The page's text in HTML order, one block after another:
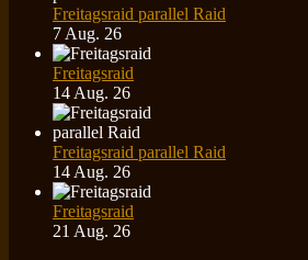
Freitagsraid parallel Raid
7 Aug. 26
Freitagsraid
14 Aug. 26
Freitagsraid parallel Raid
14 Aug. 26
Freitagsraid
21 Aug. 26